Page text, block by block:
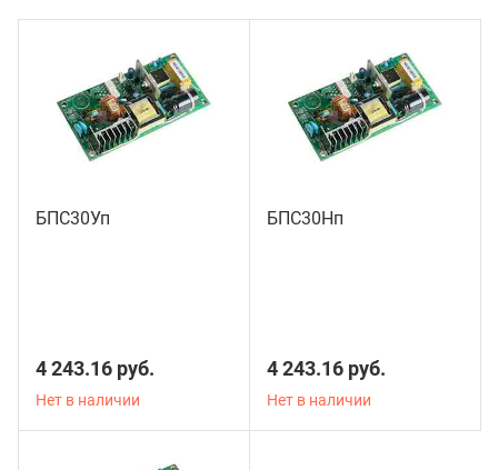
БПС30Уп
4 243.16 руб.
Нет в наличии
БПС30Нп
4 243.16 руб.
Нет в наличии